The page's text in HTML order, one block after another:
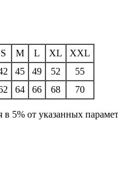
S M L XL
XXL
45 49 52
55
64 66 68 70
5% от указанных